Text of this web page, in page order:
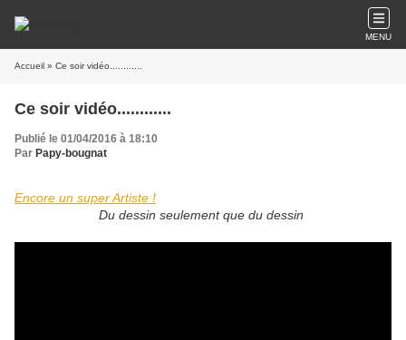
MENU
Accueil » Ce soir vidéo............
Ce soir vidéo............
Publié le 01/04/2016 à 18:10
Par Papy-bougnat
Encore un super Artiste !
Du dessin seulement que du dessin